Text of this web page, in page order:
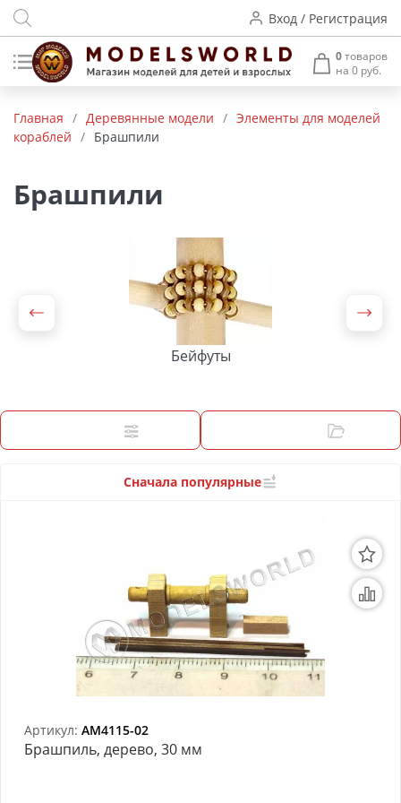
Вход / Регистрация
0товаров
на 0 руб.
Деревянные модели
Пластиковые модели
Архитектурные макеты
Модели из бумаги
Аэрографы и компрессоры
Литература для моделиста
Готовые модели
Специальные товары
Товары для школы
Главная / Деревянные модели / Элементы для моделей
кораблей / Брашпили
Брашпили
Бейфуты
Сначала популярные
Артикул: AM4115-02
Брашпиль, дерево, 30 мм